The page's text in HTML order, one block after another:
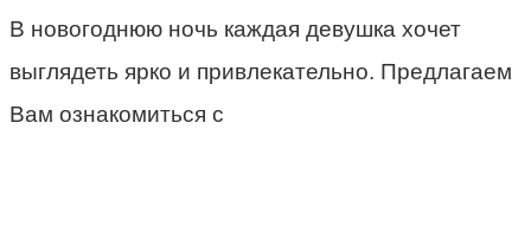
В новогоднюю ночь каждая девушка хочет
выглядеть ярко и привлекательно. Предлагаем
Вам ознакомиться с